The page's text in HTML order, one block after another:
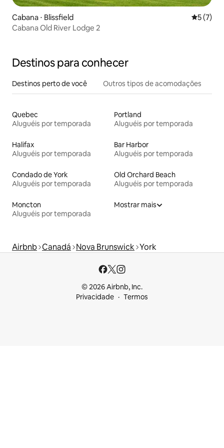
Cabana ⋅ Blissfield 5 de
5 (7)
Cabana Old River Lodge 2
Destinos para conhecer
Destinos perto de você Outros tipos de acomodações
Quebec
Aluguéis por temporada
Portland
Aluguéis por temporada
Halifax
Aluguéis por temporada
Bar Harbor
Aluguéis por temporada
Condado de York
Aluguéis por temporada
Old Orchard Beach
Aluguéis por temporada
Moncton
Aluguéis por temporada
Mostrar mais
Airbnb Canadá Nova Brunswick York
© 2026 Airbnb, Inc.
Privacidade
Termos